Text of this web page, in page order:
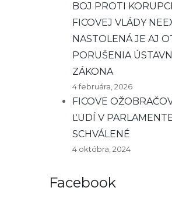
BOJ PROTI
FICOVEJ VLÁDY
NASTOLENÁ JE AJ
PORUŠENIA
ZÁKONA
4 februára, 2026
FICOVE
ĽUDÍ V
SCHVÁLENÉ
4 októbra, 2024
Facebook